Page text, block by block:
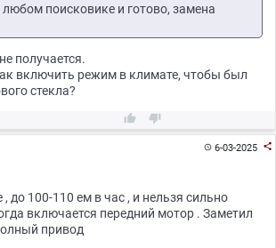
любом поисковике и готово, замена
получается.
включить режим в климате, чтобы был
стекла?
 
6-03-2025 
, до 100-110 ем в час , и нельзя сильно
включается передний мотор . Заметил
привод